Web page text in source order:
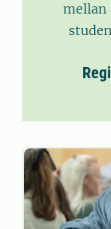
mellan